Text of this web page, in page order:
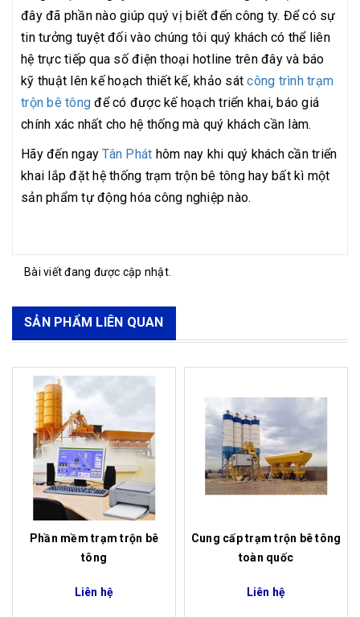
đây đã phần nào giúp quý vị biết đến công ty. Để có sự
tin tưởng tuyệt đối vào chúng tôi quý khách có thể liên
hệ trực tiếp qua số điện thoại hotline trên đây và báo
kỹ thuật lên kế hoạch thiết kế, khảo sátcông trình trạm
trộn bê tông để có được kế hoạch triển khai, báo giá
chính xác nhất cho hệ thống mà quý khách cần làm.
Hãy đến ngayTân Phát hôm nay khi quý khách cần triển
khai lắp đặt hệ thống trạm trộn bê tông hay bất kì một
sản phẩm tự động hóa công nghiệp nào.
Bài viết đang được cập nhật.
SẢN PHẨM LIÊN QUAN
Phần mềm trạm trộn bê
tông
Liên hệ
Cung cấp trạm trộn bê tông
toàn quốc
Liên hệ